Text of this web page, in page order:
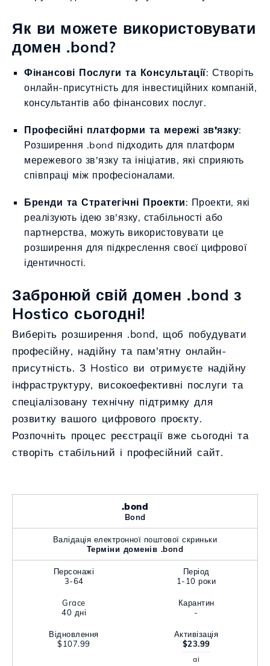
Як ви можете використовувати
домен .bond?
Фінансові Послуги та Консультації: Створіть
онлайн-присутність для інвестиційних компаній,
консультантів або фінансових послуг.
Професійні платформи та мережі зв'язку:
Розширення .bond підходить для платформ
мережевого зв'язку та ініціатив, які сприяють
співпраці між професіоналами.
Бренди та Стратегічні Проекти: Проекти, які
реалізують ідею зв'язку, стабільності або
партнерства, можуть використовувати це
розширення для підкреслення своєї цифрової
ідентичності.
Забронюй свій домен .bond з
Hostico сьогодні!
Виберіть розширення .bond, щоб побудувати
професійну, надійну та пам'ятну онлайн-
присутність. З Hostico ви отримуєте надійну
інфраструктуру, високоефективні послуги та
спеціалізовану технічну підтримку для
розвитку вашого цифрового проєкту.
Розпочніть процес реєстрації вже сьогодні та
створіть стабільний і професійний сайт.
.bond
Bond
Валідація електронної поштової скриньки
Терміни доменів .bond
Персонажі
3-64
Період
1-10 роки
Grace
40 дні
Карантин
-
Відновлення
$107.99
Активізація
$23.99
ai